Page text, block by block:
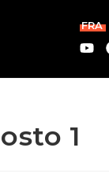
FRA
1